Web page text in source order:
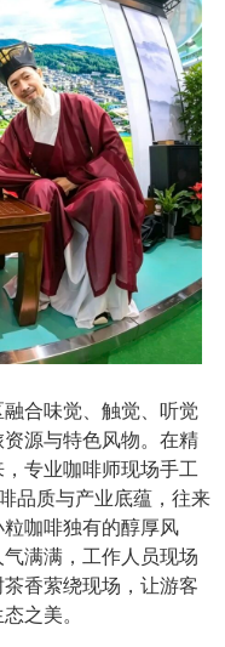
合味觉、触觉、听觉
源与特色风物。在精
专业咖啡师现场手工
品质与产业底蕴，往来
咖啡独有的醇厚风
满满，工作人员现场
香萦绕现场，让游客
之美。